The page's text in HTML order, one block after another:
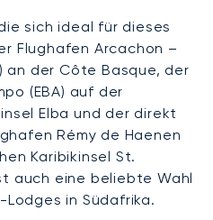
sich ideal für dieses
Flughafen Arcachon –
an der Côte Basque, der
(EBA) auf der
Elba und der direkt
Rémy de Haenen
Karibikinsel St.
auch eine beliebte Wahl
in Südafrika.